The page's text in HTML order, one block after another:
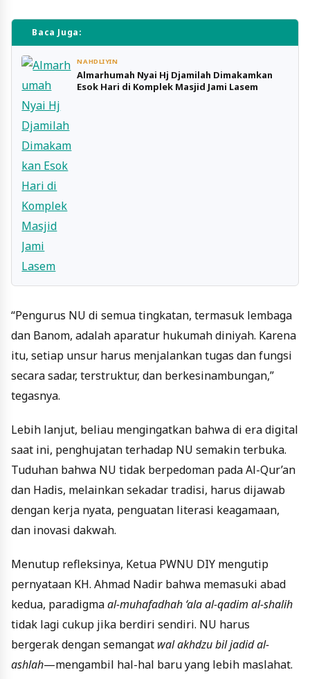
Baca Juga:
NAHDLIYIN
Almarhumah Nyai Hj Djamilah Dimakamkan
Esok Hari di Komplek Masjid Jami Lasem
“Pengurus NU di semua tingkatan, termasuk lembaga
dan Banom, adalah aparatur hukumah diniyah. Karena
itu, setiap unsur harus menjalankan tugas dan fungsi
secara sadar, terstruktur, dan berkesinambungan,”
tegasnya.
Lebih lanjut, beliau mengingatkan bahwa di era digital
saat ini, penghujatan terhadap NU semakin terbuka.
Tuduhan bahwa NU tidak berpedoman pada Al-Qur’an
dan Hadis, melainkan sekadar tradisi, harus dijawab
dengan kerja nyata, penguatan literasi keagamaan,
dan inovasi dakwah.
Menutup refleksinya, Ketua PWNU DIY mengutip
pernyataan KH. Ahmad Nadir bahwa memasuki abad
kedua, paradigmaal-muhafadhah ‘ala al-qadim al-shalih
tidak lagi cukup jika berdiri sendiri. NU harus
bergerak dengan semangat wal akhdzu bil jadid al-
ashlah—mengambil hal-hal baru yang lebih maslahat.